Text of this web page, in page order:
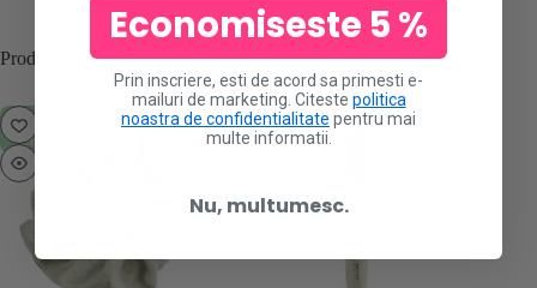
Produse similare
STOC
EPUIZAT
Economiseste 5 %
Prin inscriere, esti de acord sa primesti e-
mailuri de marketing. Citeste politica
noastra de confidentialitate pentru mai
multe informatii.
Nu, multumesc.